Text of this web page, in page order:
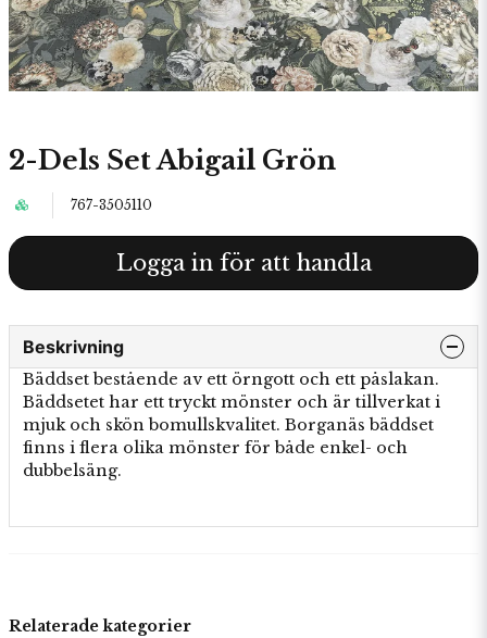
2-Dels Set Abigail Grön
767-3505110
Logga in för att handla
Beskrivning
Bäddset bestående av ett örngott och ett påslakan.
Bäddsetet har ett tryckt mönster och är tillverkat i
mjuk och skön bomullskvalitet. Borganäs bäddset
finns i flera olika mönster för både enkel- och
dubbelsäng.
Relaterade kategorier